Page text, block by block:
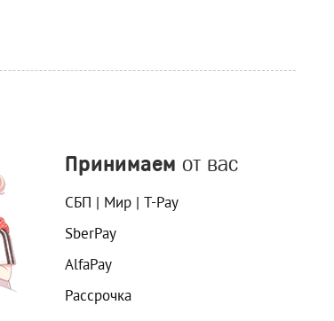
Принимаем от вас
СБП | Мир | T-Pay
SberPay
AlfaPay
Рассрочка